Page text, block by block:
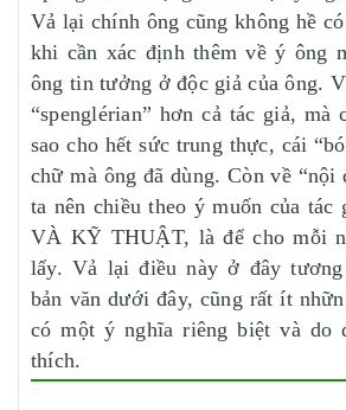
Vả lại chính ông cũng không hề
khi cần xác định thêm về ý ông
ông tin tưởng ở độc giả của ông.
“spenglérian” hơn cả tác giả, mà
sao cho hết sức trung thực, cái
chữ mà ông đã dùng. Còn về “nội
ta nên chiều theo ý muốn của
VÀ KỸ THUẬT, là để cho mỗi
lấy. Vả lại điều này ở đây
bản văn dưới đây, cũng rất ít
có một ý nghĩa riêng biệt và do
thích.